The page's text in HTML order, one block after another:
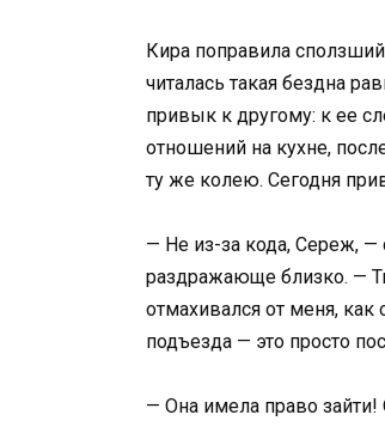
Кира поправила
читалась такая бездна
привык к другому: к ее
отношений на кухне,
ту же колею. Сегодня
— Не из-за кода, Сереж, —
раздражающе близко. —
отмахивался от меня,
подъезда — это просто
— Она имела право